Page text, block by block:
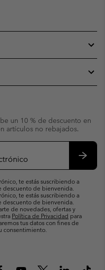
un 10 % de descuento en
artículos no rebajados.
te estás suscribiendo a
descuento de bienvenida.
te estás suscribiendo a
descuento de bienvenida.
de novedades, ofertas y
Política de Privacidad para
tus datos con fines de
consentimiento.